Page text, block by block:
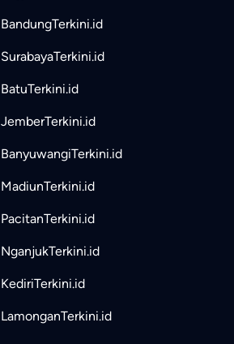
BandungTerkini.id
SurabayaTerkini.id
BatuTerkini.id
JemberTerkini.id
BanyuwangiTerkini.id
MadiunTerkini.id
PacitanTerkini.id
NganjukTerkini.id
KediriTerkini.id
LamonganTerkini.id